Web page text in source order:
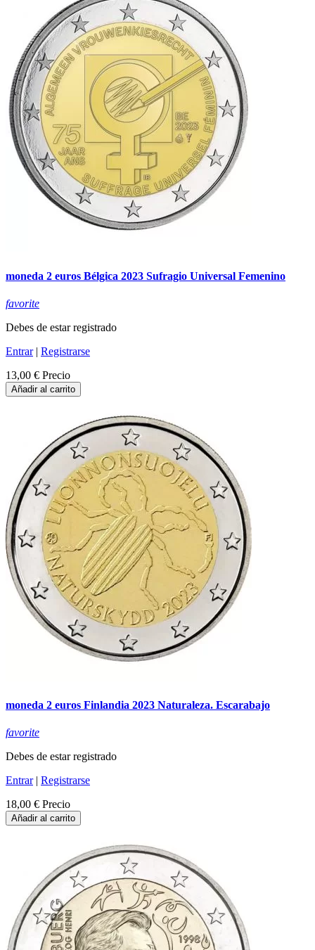
moneda 2 euros Bélgica 2023 Sufragio Universal Femenino
favorite
Debes de estar registrado
Entrar| Registrarse
13,00 € Precio
Añadir al carrito
moneda 2 euros Finlandia 2023 Naturaleza. Escarabajo
favorite
Debes de estar registrado
Entrar| Registrarse
18,00 € Precio
Añadir al carrito